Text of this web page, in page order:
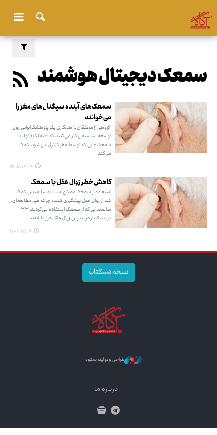
سمعک دیجیتال هوشمند
سمعک‌های آینده سیگنال‌های مغز را
می‌خوانند
گروهی از محققان با همکاری یک پژوهشگر ایرانی روی
توسعه سیستمی کار می‌کنند که احتمالا به تولید
سمعک‌هایی که توسط مغز کنترل می‌شود، کمک
می‌کند.
۱۴۰۵.۰۳.۰۲
کاهش خطر زوال عقل با سمعک
استفاده از سمعک ممکن است به سالمندان کمک
کند از زوال عقل پیشگیری کنند؛ چراکه طی مطالعه‌ای،
سالمندانی که از سمعک استفاده می‌کردند، ۳۳
درصد کمتر در معرض زوال عقل قرار داشتند.
۱۴۰۴.۱۲.۰۹
نسخه دسکتاپ
طراحی و تولید: نستوه
درباره ما